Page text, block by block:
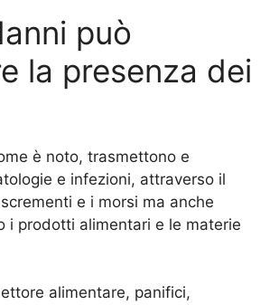
può
la presenza dei
è noto, trasmettono e
e infezioni, attraverso il
e i morsi ma anche
i prodotti alimentari e le materie
alimentare, panifici,